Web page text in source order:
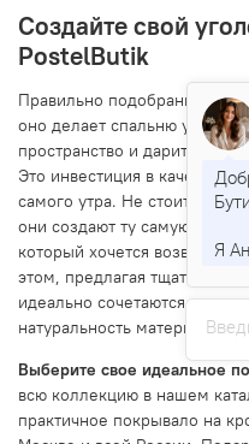
Создайте свой
PostelButik
Правильно подобранное
оно делает спальню уютнее,
пространство и дарит
Это инвестиция в
самого утра. Не стоит
они создают ту самую
который хочется
этом, предлагая тщательно
идеально сочетаются
натуральность материалов.
Выберите свое идеальное
всю коллекцию в нашем
практичное покрывало на
Я